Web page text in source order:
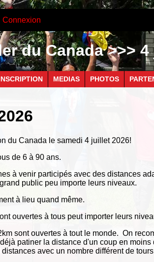
Connexion
du Canada >>>
MEDIAS PHOTOS
du Canada le samedi 4 juillet 2026!
de 6 à 90 ans.
à venir participés avec des distances
public peu importe leurs niveaux.
à lieu quand même.
ouvertes à tous peut importer leurs
sont ouvertes à tout le monde. On
patiner la distance d'un coup en
avec un nombre différent de